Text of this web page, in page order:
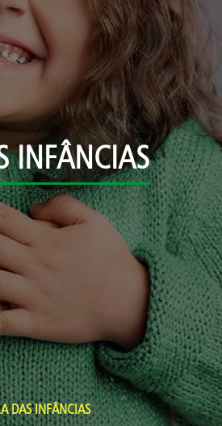
INFÂNCIAS
DAS INFÂNCIAS